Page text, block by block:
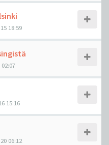
18:59
02:07
15:16
06:12